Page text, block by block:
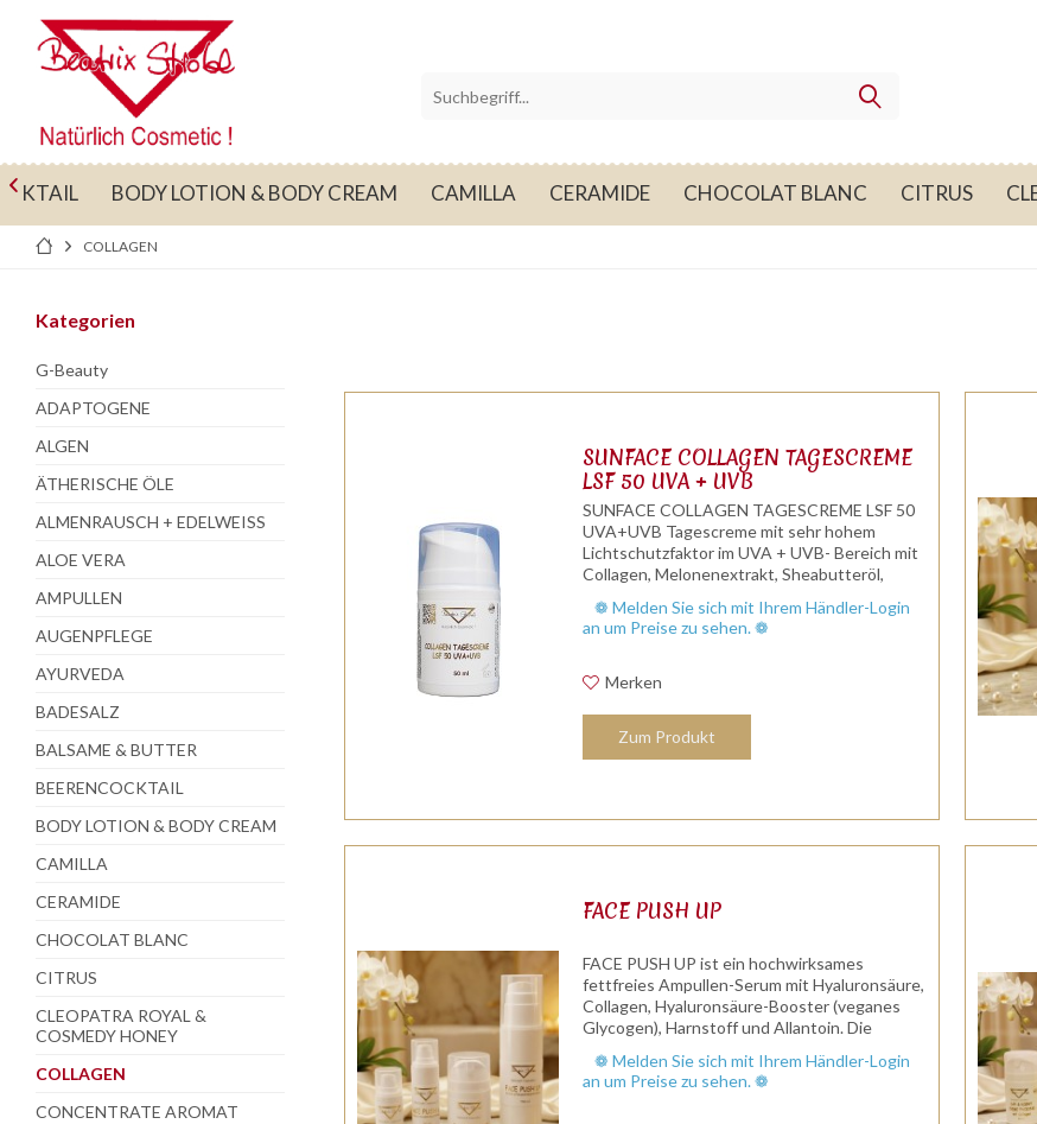
BODY LOTION & BODY CREAM CAMILLA CERAMIDE CHOCOLAT BLANC CITRUS

COLLAGEN
Kategorien
G-Beauty
ADAPTOGENE
ALGEN
ÄTHERISCHE ÖLE
ALMENRAUSCH + EDELWEISS
ALOE VERA
AMPULLEN
AUGENPFLEGE
AYURVEDA
BADESALZ
BALSAME & BUTTER
BEERENCOCKTAIL
BODY LOTION & BODY CREAM
CAMILLA
CERAMIDE
CHOCOLAT BLANC
CITRUS
CLEOPATRA ROYAL &
COSMEDY HONEY
COLLAGEN
CONCENTRATE AROMAT
SUNFACE COLLAGEN TAGESCREME
LSF 50 UVA + UVB
SUNFACE COLLAGEN TAGESCREME LSF 50
UVA+UVB Tagescreme mit sehr hohem
Lichtschutzfaktor im UVA + UVB- Bereich mit
Collagen, Melonenextrakt, Sheabutteröl,
Jojobaöl, Squalane und Vitamin C (Ascorbyl
Glucoside) angenehmer Mandelduft
COLLAGEN...
❁ Melden Sie sich mit Ihrem Händler-Login
an um Preise zu sehen. ❁
Merken
Zum Produkt
FACE PUSH UP
FACE PUSH UP ist ein hochwirksames
fettfreies Ampullen-Serum mit Hyaluronsäure,
Collagen, Hyaluronsäure-Booster (veganes
Glycogen), Harnstoff und Allantoin. Die
die Haut und kann als fettfreie...
❁ Melden Sie sich mit Ihrem Händler-Login
an um Preise zu sehen. ❁